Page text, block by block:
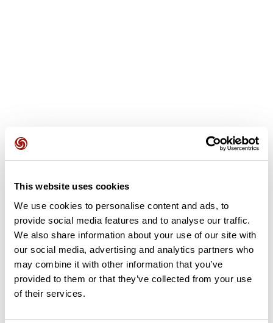
This website uses cookies
We use cookies to personalise content and ads, to
provide social media features and to analyse our traffic.
We also share information about your use of our site with
our social media, advertising and analytics partners who
may combine it with other information that you’ve
provided to them or that they’ve collected from your use
of their services.
Ajouter un avis
Découvrez ce parcours de vélo de 94,6 km à proximité de